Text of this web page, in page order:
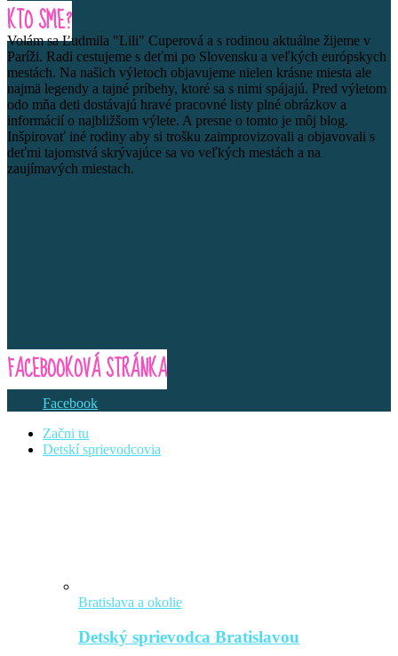
KTO SME?
Volám sa Ľudmila "Lili" Cuperová a s rodinou aktuálne žijeme v
Paríži. Radi cestujeme s deťmi po Slovensku a veľkých európskych
mestách. Na našich výletoch objavujeme nielen krásne miesta ale
najmä legendy a tajné príbehy, ktoré sa s nimi spájajú. Pred výletom
odo mňa deti dostávajú hravé pracovné listy plné obrázkov a
informácií o najbližšom výlete. A presne o tomto je môj blog.
Inšpirovať iné rodiny aby si trošku zaimprovizovali a objavovali s
deťmi tajomstvá skrývajúce sa vo veľkých mestách a na
zaujímavých miestach.
FACEBOOKOVÁ STRÁNKA
Facebook
Začni tu
Detskí sprievodcovia
Bratislava a okolie
Detský sprievodca Bratislavou